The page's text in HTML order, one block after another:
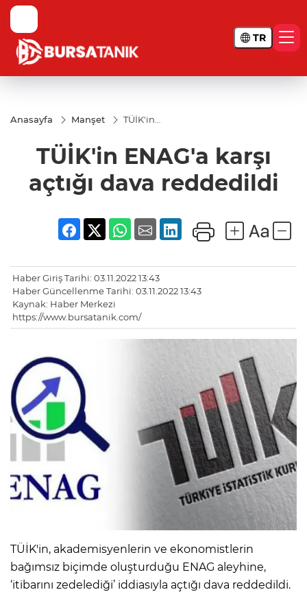
TR
Anasayfa Manşet
TÜİK'in
açtığı
dava
TÜİK'in ENAG'a karşı
açtığı dava reddedildi
Haber Giriş Tarihi: 03.11.2022 13:43
Haber Güncellenme Tarihi: 03.11.2022 13:43
Kaynak: Haber Merkezi
https://www.bursatanik.com/
TÜİK'in, akademisyenlerin ve ekonomistlerin
bağımsız biçimde oluşturduğu ENAG aleyhine,
‘itibarını zedelediği’ iddiasıyla açtığı dava reddedildi.